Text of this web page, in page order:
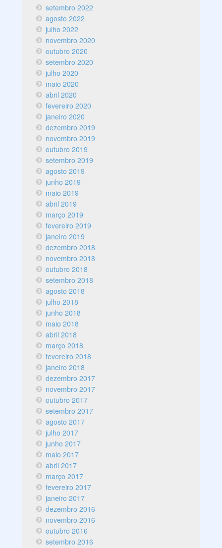
setembro 2022
agosto 2022
julho 2022
novembro 2020
outubro 2020
setembro 2020
julho 2020
maio 2020
abril 2020
fevereiro 2020
janeiro 2020
dezembro 2019
novembro 2019
outubro 2019
setembro 2019
agosto 2019
junho 2019
maio 2019
abril 2019
março 2019
fevereiro 2019
janeiro 2019
dezembro 2018
novembro 2018
outubro 2018
setembro 2018
agosto 2018
julho 2018
junho 2018
maio 2018
abril 2018
março 2018
fevereiro 2018
janeiro 2018
dezembro 2017
novembro 2017
outubro 2017
setembro 2017
agosto 2017
julho 2017
junho 2017
maio 2017
abril 2017
março 2017
fevereiro 2017
janeiro 2017
dezembro 2016
novembro 2016
outubro 2016
setembro 2016